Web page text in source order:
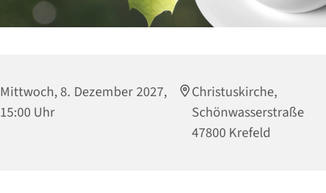
Mittwoch, 8. Dezember 2027,
15:00 Uhr
Christuskirche,
47800 Krefeld